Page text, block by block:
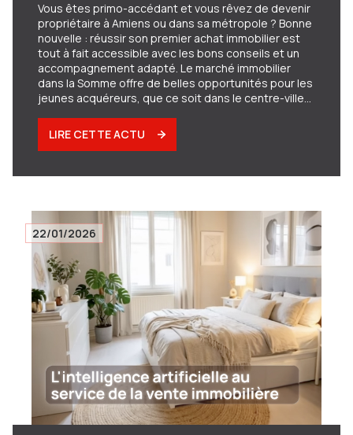
Vous êtes primo-accédant et vous rêvez de devenir
propriétaire à Amiens ou dans sa métropole ? Bonne
nouvelle : réussir son premier achat immobilier est
tout à fait accessible avec les bons conseils et un
accompagnement adapté. Le marché immobilier
dans la Somme offre de belles opportunités pour les
jeunes acquéreurs, que ce soit dans le centre-ville
LIRE CETTE ACTU
22/01/2026